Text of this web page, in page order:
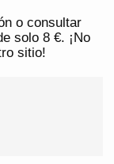
o consultar
solo 8 €. ¡No
sitio!